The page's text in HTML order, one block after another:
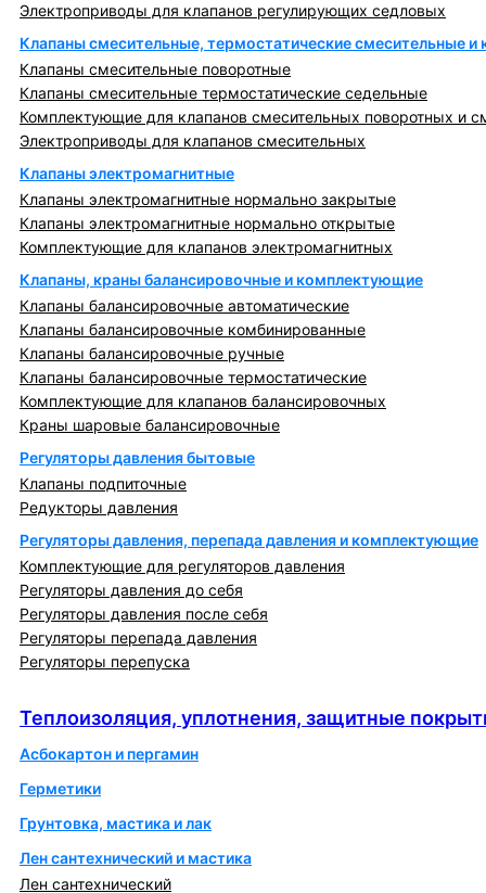
Электроприводы для клапанов регулирующих седловых
Клапаны смесительные, термостатические смесительные
Клапаны смесительные поворотные
Клапаны смесительные термостатические седельные
Комплектующие для клапанов смесительных поворотных и
Электроприводы для клапанов смесительных
Клапаны электромагнитные
Клапаны электромагнитные нормально закрытые
Клапаны электромагнитные нормально открытые
Комплектующие для клапанов электромагнитных
Клапаны, краны балансировочные и комплектующие
Клапаны балансировочные автоматические
Клапаны балансировочные комбинированные
Клапаны балансировочные ручные
Клапаны балансировочные термостатические
Комплектующие для клапанов балансировочных
Краны шаровые балансировочные
Регуляторы давления бытовые
Клапаны подпиточные
Редукторы давления
Регуляторы давления, перепада давления и комплектующие
Комплектующие для регуляторов давления
Регуляторы давления до себя
Регуляторы давления после себя
Регуляторы перепада давления
Регуляторы перепуска
Теплоизоляция, уплотнения, защитные
Асбокартон и пергамин
Герметики
Грунтовка, мастика и лак
Лен сантехнический и мастика
Лен сантехнический